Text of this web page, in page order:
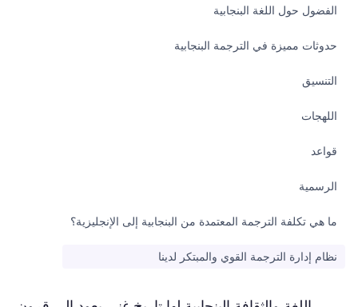
الفضول حول اللغة البنجابية
حدوثات مميزة في الترجمة البنجابية
التنسيق
اللهجات
قواعد
الرسمية
ما هي تكلفة الترجمة المعتمدة من البنجابية إلى الإنجليزية؟
نظام إدارة الترجمة القوي والمبتكر لدينا